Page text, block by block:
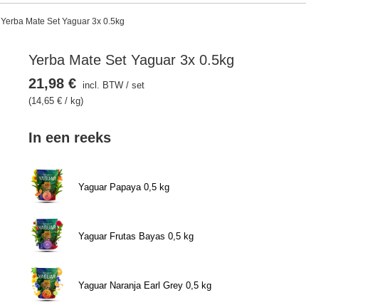
Yerba Mate Set Yaguar 3x 0.5kg
Yerba Mate Set Yaguar 3x 0.5kg
In een reeks
Yaguar Papaya 0,5 kg
Yaguar Frutas Bayas 0,5 kg
Yaguar Naranja Earl Grey 0,5 kg
21,98 € incl. BTW /set
(14,65 € / kg)